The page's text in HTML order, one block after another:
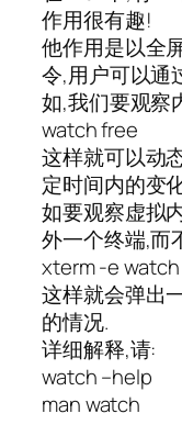
作用很有趣!
他作用是以全
令,用户可以通
如,我们要观察
watch free
这样就可以动
定时间内的变
如要观察虚拟
外一个终端,而
xterm -e
这样就会弹出
的情况.
详细解释,请:
watch –help
man watch